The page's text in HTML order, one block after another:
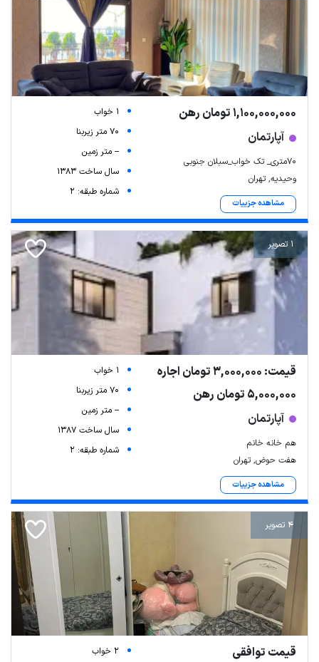
1,100,000,000 تومان رهن
آپارتمان
۷۰متری_ تک خواب_سبلان جنوبی
وحیدیه, تهران
مشاهده جزییات
1 خواب
70 متر زیربنا
-- متر زمین
سال ساخت 1383
شماره طبقه: 2
1 تصویر
قیمت: 3,000,000 تومان اجاره
5,000,000 تومان رهن
آپارتمان
هم خانه خانم
هفت حوض, تهران
مشاهده جزییات
1 خواب
70 متر زیربنا
-- متر زمین
سال ساخت 1387
شماره طبقه: 2
4 تصویر
قیمت توافقی
2 خواب